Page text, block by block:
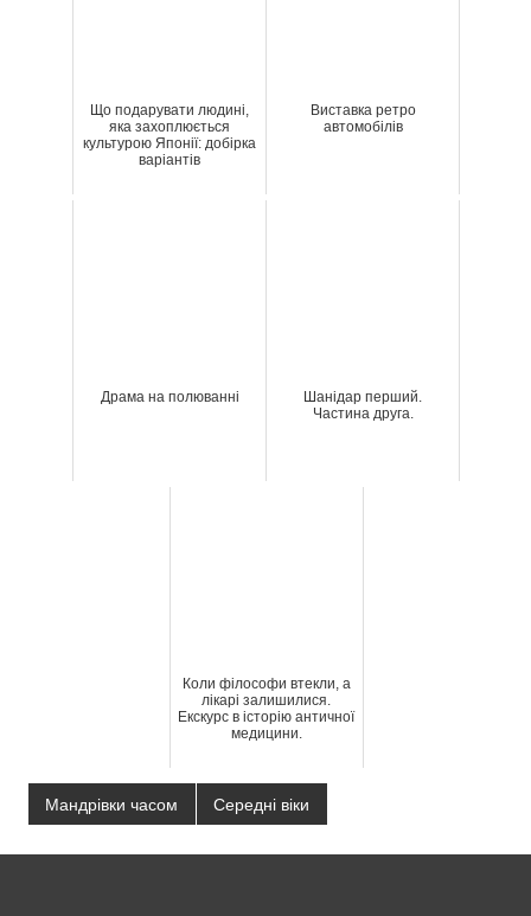
Що подарувати людині,
яка захоплюється
культурою Японії: добірка
варіантів
Виставка ретро
автомобілів
Драма на полюванні
Шанідар перший.
Частина друга.
Коли філософи втекли, а
лікарі залишилися.
Екскурс в історію античної
медицини.
Мандрівки часом Середні віки